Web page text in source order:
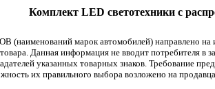
Комплект LED светотехники с
марок автомобилей) направлено на
Данная информация не вводит потребителя
указанных товарных знаков. Требование
их правильного выбора возложено на